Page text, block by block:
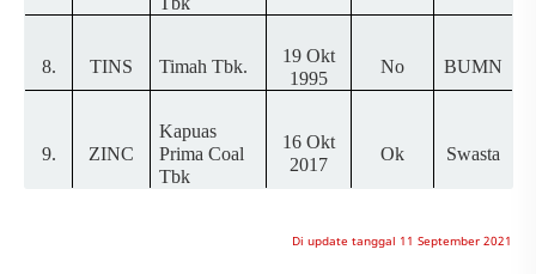
8. TINS Timah Tbk.
19 Okt
1995
No BUMN
9. ZINC
Kapuas
Prima Coal
Tbk
16 Okt
2017
Ok Swasta
Di update tanggal 11 September 2021